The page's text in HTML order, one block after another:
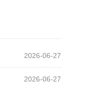
2026-06-27
2026-06-27